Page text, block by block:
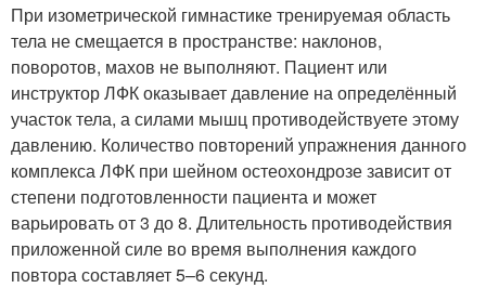
При изометрической гимнастике тренируемая область
тела не смещается в пространстве: наклонов,
поворотов, махов не выполняют. Пациент или
инструктор ЛФК оказывает давление на определённый
участок тела, а силами мышц противодействуете этому
давлению. Количество повторений упражнения данного
комплекса ЛФК при шейном остеохондрозе зависит от
степени подготовленности пациента и может
варьировать от 3 до 8. Длительность противодействия
приложенной силе во время выполнения каждого
повтора составляет 5–6 секунд.